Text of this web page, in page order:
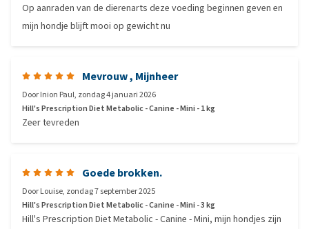
Op aanraden van de dierenarts deze voeding beginnen geven en
mijn hondje blijft mooi op gewicht nu
Mevrouw , Mijnheer
DoorInion Paul, zondag 4 januari 2026
Hill's Prescription Diet Metabolic - Canine - Mini - 1 kg
Zeer tevreden
Goede brokken.
DoorLouise, zondag 7 september 2025
Hill's Prescription Diet Metabolic - Canine - Mini - 3 kg
Hill's Prescription Diet Metabolic - Canine - Mini, mijn hondjes zijn